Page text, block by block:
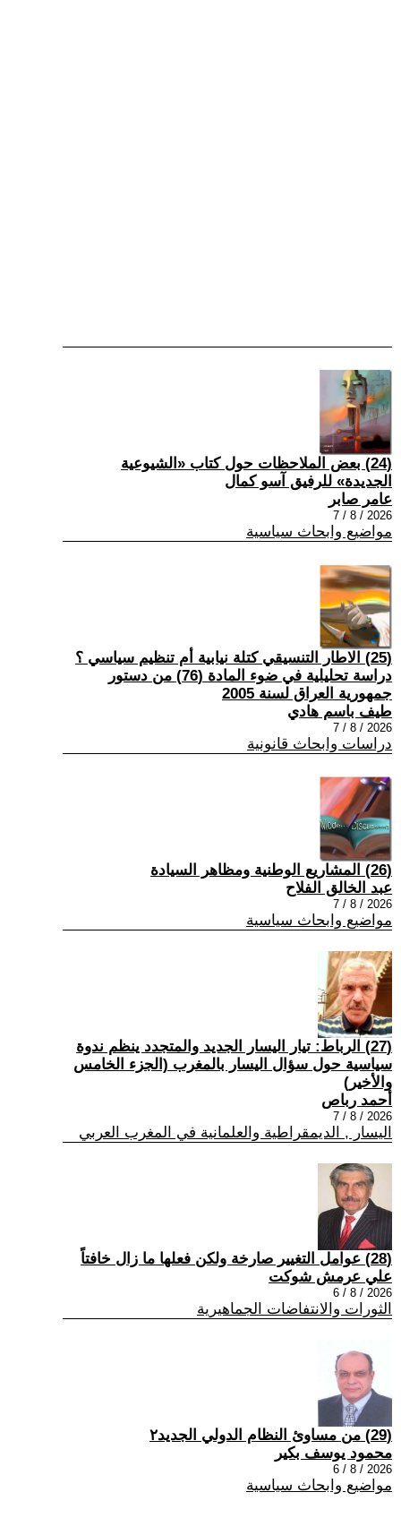
(24) بعض الملاحظات حول كتاب «الشيوعية
الجديدة» للرفيق آسو كمال
عامر صابر
2026 / 8 / 7
مواضيع وابحاث سياسية
(25) الاطار التنسيقي كتلة نيابية أم تنظيم سياسي ؟
دراسة تحليلية في ضوء المادة (76) من دستور
جمهورية العراق لسنة 2005
طيف باسم هادي
2026 / 8 / 7
دراسات وابحاث قانونية
(26) المشاريع الوطنية ومظاهر السيادة
عبد الخالق الفلاح
2026 / 8 / 7
مواضيع وابحاث سياسية
(27) الرباط: تيار اليسار الجديد والمتجدد ينظم ندوة
سياسية حول سؤال اليسار بالمغرب (الجزء الخامس
والأخير)
أحمد رباص
2026 / 8 / 7
اليسار , الديمقراطية والعلمانية في المغرب العربي
(28) عوامل التغيير صارخة ولكن فعلها ما زال خافتاً
علي عرمش شوكت
2026 / 8 / 6
الثورات والانتفاضات الجماهيرية
(29) من مساوئ النظام الدولي الجديد٢
محمود يوسف بكير
2026 / 8 / 6
مواضيع وابحاث سياسية